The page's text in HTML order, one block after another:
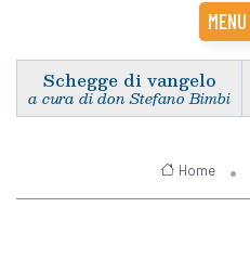
MENU
Schegge di vangelo
a cura di don Stefano Bimbi
Home